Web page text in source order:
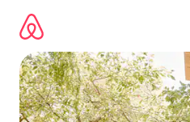
sadržaj